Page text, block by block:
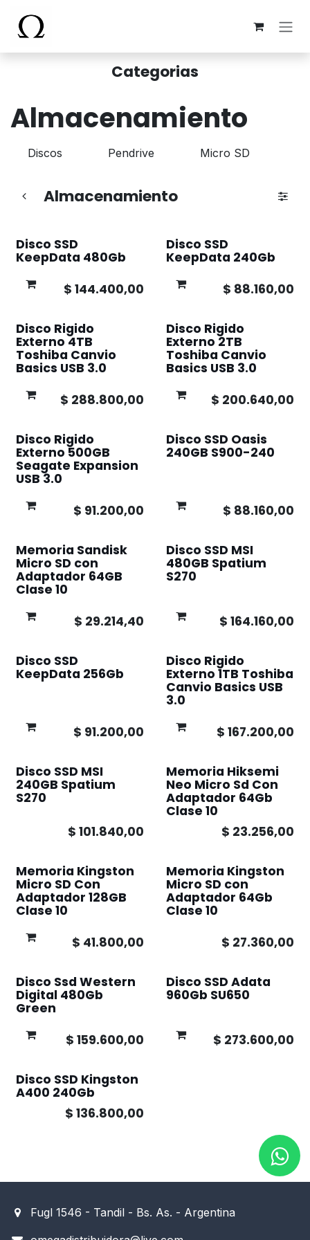
Categorias
Almacenamiento
Discos Pendrive Micro SD
Almacenamiento
Disco SSD
KeepData 480Gb
$ 144.400,00
Disco SSD
KeepData 240Gb
$ 88.160,00
Disco Rigido
Externo 4TB
Toshiba Canvio
Basics USB 3.0
$ 288.800,00
Disco Rigido
Externo 2TB
Toshiba Canvio
Basics USB 3.0
$ 200.640,00
Disco Rigido
Externo 500GB
Seagate Expansion
USB 3.0
$ 91.200,00
Disco SSD Oasis
240GB S900-240
$ 88.160,00
Memoria Sandisk
Micro SD con
Adaptador 64GB
Clase 10
$ 29.214,40
Disco SSD MSI
480GB Spatium
S270
$ 164.160,00
Disco SSD
KeepData 256Gb
$ 91.200,00
Disco Rigido
Externo 1TB Toshiba
Canvio Basics USB
3.0
$ 167.200,00
Disco SSD MSI
240GB Spatium
S270
$ 101.840,00
Memoria Hiksemi
Neo Micro Sd Con
Adaptador 64Gb
Clase 10
$ 23.256,00
Memoria Kingston
Micro SD Con
Adaptador 128GB
Clase 10
$ 41.800,00
Memoria Kingston
Micro SD con
Adaptador 64Gb
Clase 10
$ 27.360,00
Disco Ssd Western
Digital 480Gb
Green
$ 159.600,00
Disco SSD Adata
960Gb SU650
$ 273.600,00
Disco SSD Kingston
A400 240Gb
$ 136.800,00
Fugl 1546 - Tandil - Bs. As. - Argentina